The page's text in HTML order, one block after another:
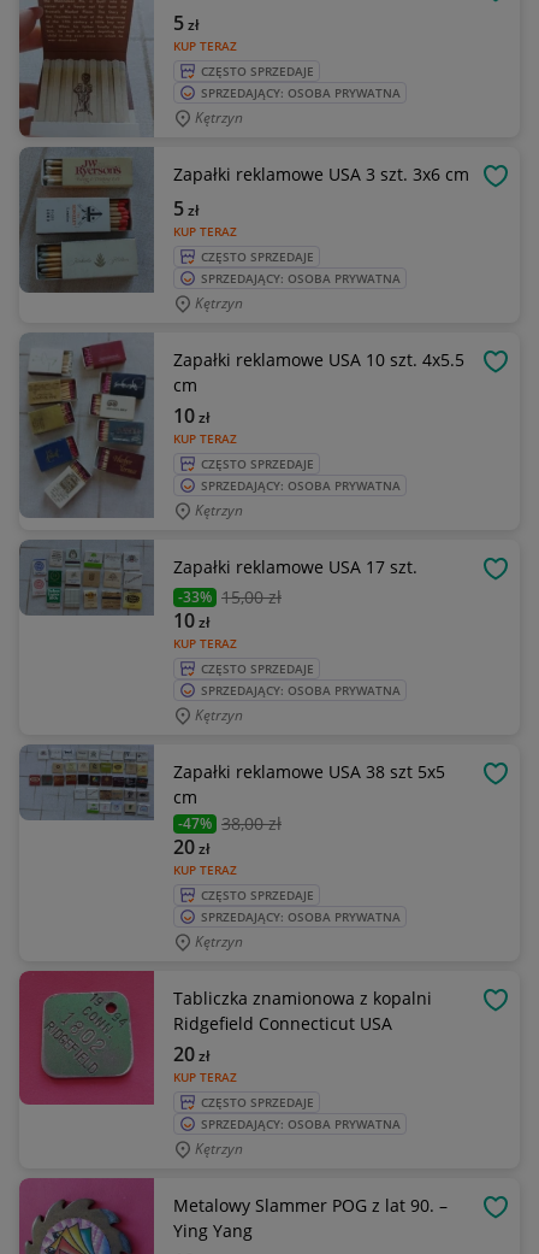
KUP TERAZ
5zł
CZĘSTO SPRZEDAJE
SPRZEDAJĄCY: OSOBA PRYWATNA
Kętrzyn
Zapałki reklamowe USA 3 szt. 3x6 cm
KUP TERAZ
5zł
CZĘSTO SPRZEDAJE
SPRZEDAJĄCY: OSOBA PRYWATNA
Kętrzyn
Zapałki reklamowe USA 10 szt. 4x5.5
cm
KUP TERAZ
10zł
CZĘSTO SPRZEDAJE
SPRZEDAJĄCY: OSOBA PRYWATNA
Kętrzyn
Zapałki reklamowe USA 17 szt.
-33% 15,00 zł
KUP TERAZ
10zł
CZĘSTO SPRZEDAJE
SPRZEDAJĄCY: OSOBA PRYWATNA
Kętrzyn
Zapałki reklamowe USA 38 szt 5x5
cm
-47% 38,00 zł
KUP TERAZ
20zł
CZĘSTO SPRZEDAJE
SPRZEDAJĄCY: OSOBA PRYWATNA
Kętrzyn
Tabliczka znamionowa z kopalni
Ridgefield Connecticut USA
KUP TERAZ
20zł
CZĘSTO SPRZEDAJE
SPRZEDAJĄCY: OSOBA PRYWATNA
Kętrzyn
Metalowy Slammer POG z lat 90. –
Ying Yang